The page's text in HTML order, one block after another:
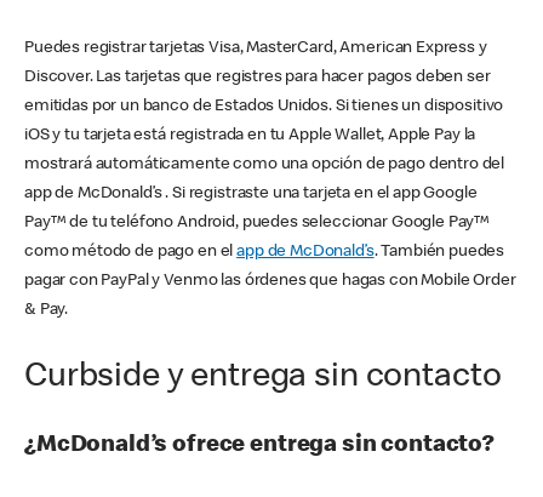
Puedes registrar tarjetas Visa, MasterCard, American Express y
Discover. Las tarjetas que registres para hacer pagos deben ser
emitidas por un banco de Estados Unidos. Si tienes un dispositivo
iOS y tu tarjeta está registrada en tu Apple Wallet, Apple Pay la
mostrará automáticamente como una opción de pago dentro del
app de McDonald’s . Si registraste una tarjeta en el app Google
Pay™ de tu teléfono Android, puedes seleccionar Google Pay™
como método de pago en elapp de McDonald’s. También puedes
pagar con PayPal y Venmo las órdenes que hagas con Mobile Order
& Pay.
Curbside y entrega sin contacto
¿McDonald’s ofrece entrega sin contacto?